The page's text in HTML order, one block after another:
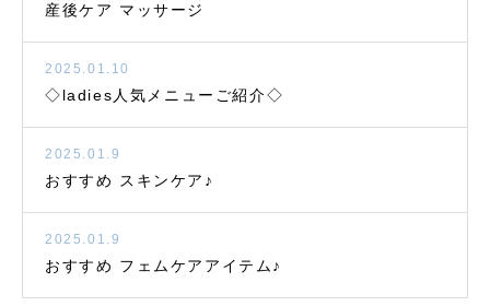
産後ケア マッサージ
2025.01.10
◇ladies人気メニューご紹介◇
2025.01.9
おすすめ スキンケア♪
2025.01.9
おすすめ フェムケアアイテム♪